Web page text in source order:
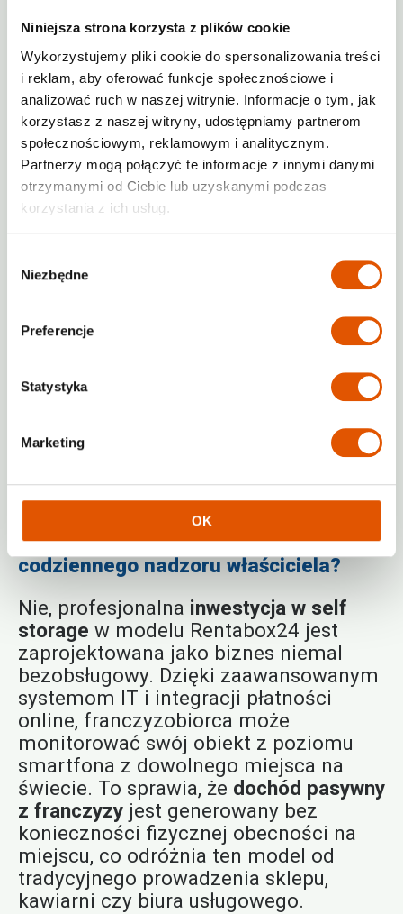
Niniejsza strona korzysta z plików cookie
Wykorzystujemy pliki cookie do spersonalizowania treści
i reklam, aby oferować funkcje społecznościowe i
analizować ruch w naszej witrynie. Informacje o tym, jak
korzystasz z naszej witryny, udostępniamy partnerom
społecznościowym, reklamowym i analitycznym.
Partnerzy mogą połączyć te informacje z innymi danymi
otrzymanymi od Ciebie lub uzyskanymi podczas
korzystania z ich usług.
zgody
Niezbędne
Preferencje
Statystyka
Marketing
OK
Inwestycja w self storage jako
dywersyfikacja portfela
Dla wielu przedsiębiorcówdochód
pasywny z franczyzyto sposób na
mądrą dywersyfikację przychodów. W
przeciwieństwie do giełdy, która bywa
kapryśna, magazyny self storage
mieszkańców miast. Rosnąca gęstość
zabudowy w aglomeracjach sprawia, że
deweloperzy budują coraz mniejsze
komórki lokatorskie, co naturalnie
zewnętrznych magazynów.
Inwestycja
zwiększając wartość samego
biznesu “pod klucz”.
Czy inwestycja w self storage wymaga
codziennego nadzoru właściciela?
Nie, profesjonalna inwestycja w self
storage w modelu Rentabox24 jest
zaprojektowana jako biznes niemal
bezobsługowy. Dzięki zaawansowanym
systemom IT i integracji płatności
online, franczyzobiorca może
monitorować swój obiekt z poziomu
smartfona z dowolnego miejsca na
świecie. To sprawia, że dochód pasywny
z franczyzyjest generowany bez
konieczności fizycznej obecności na
miejscu, co odróżnia ten model od
tradycyjnego prowadzenia sklepu,
kawiarni czy biura usługowego.